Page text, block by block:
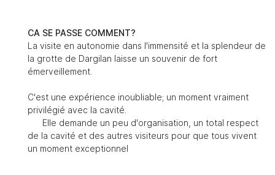
CA SE PASSE COMMENT?
La visite en autonomie dans l'immensité et la splendeur de
la grotte de Dargilan laisse un souvenir de fort
émerveillement.
C'est une expérience inoubliable; un moment vraiment
privilégié avec la cavité.
Elle demande un peu d'organisation, un total respect
de la cavité et des autres visiteurs pour que tous vivent
un moment exceptionnel